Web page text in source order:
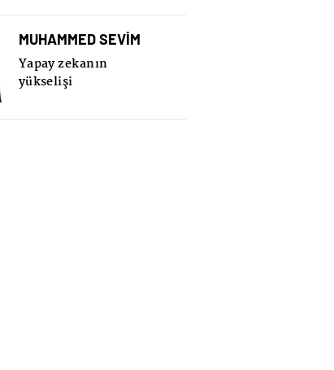
MUHAMMED SEVİM
Yapay zekanın
yükselişi